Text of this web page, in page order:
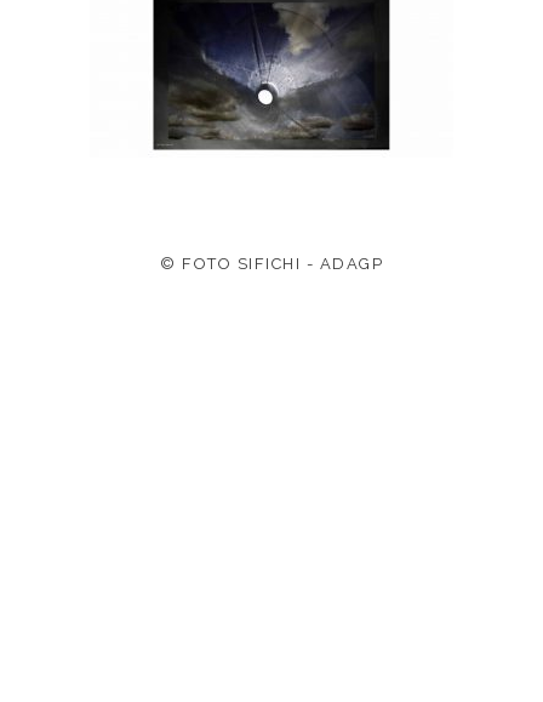
© FOTO SIFICHI - ADAGP